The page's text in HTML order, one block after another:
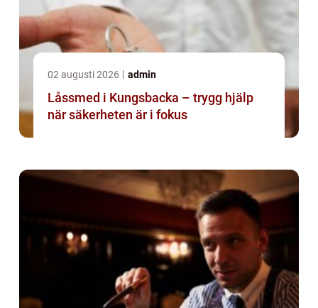
02 augusti 2026 admin
Låssmed i Kungsbacka – trygg hjälp
när säkerheten är i fokus